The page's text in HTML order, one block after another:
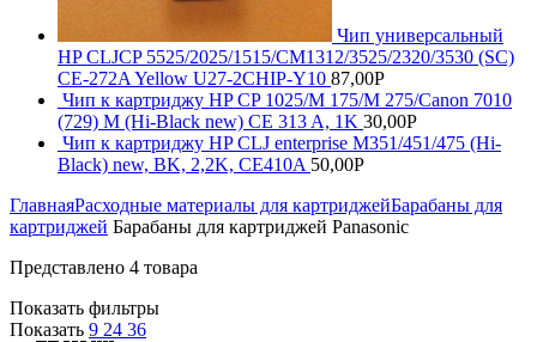
Чип универсальный
HP CLJCP 5525/2025/1515/CM1312/3525/2320/3530 (SC)
CE-272A Yellow U27-2CHIP-Y10 87,00Р
Чип к картриджу HP CP 1025/M 175/M 275/Canon 7010
(729) M (Hi-Black new) CE 313 A, 1K 30,00Р
Чип к картриджу HP CLJ enterprise M351/451/475 (Hi-
Black) new, BK, 2,2K, CE410A 50,00Р
ГлавнаяРасходные материалы для картриджейБарабаны для
картриджей Барабаны для картриджей Panasonic
Представлено 4 товара
Показать фильтры
Показать 9 24 36